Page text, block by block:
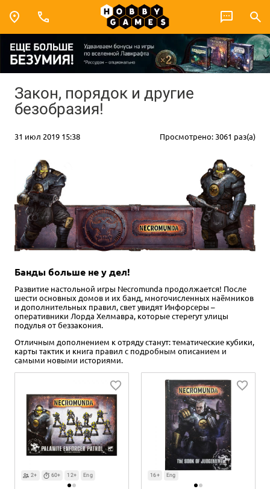
Закон, порядок и другие
безобразия!
31 июл 2019 15:38 Просмотрено: 3061 раз(а)
Банды больше не у дел!
Развитие настольной игры Necromunda продолжается! После
шести основных домов и их банд, многочисленных наёмников
и дополнительных правил, свет увидят Инфорсеры –
оперативники Лорда Хелмавра, которые стерегут улицы
подулья от беззакония.
Отличным дополнением к отряду станут: тематические кубики,
карты тактик и книга правил с подробным описанием и
самыми новыми историями.
2+ 60+ 12+ Eng 16+ Eng